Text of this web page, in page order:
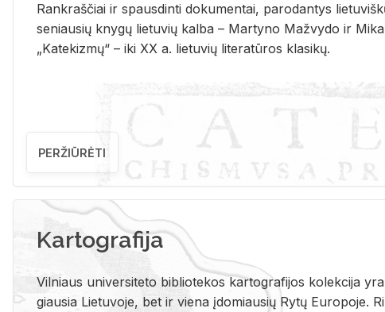
Rank­raš­čiai ir spaus­din­ti do­ku­men­tai, pa­ro­dan­tys
se­niau­sių kny­gų lie­tu­vių kal­ba – Mar­ty­no Ma­žvy­do ir
„Ka­te­kiz­mų“ – iki XX a. lie­tu­vių li­te­ra­tū­ros kla­si­kų.
PERŽIŪRĖTI
Kartografija
Vil­niaus uni­ver­si­te­to bi­b­lio­te­kos kar­to­gra­fi­jos ko­lek­ci­ja
giau­sia Lie­tu­vo­je, bet ir vie­na įdo­miau­sių Rytų Eu­ro­po­je.